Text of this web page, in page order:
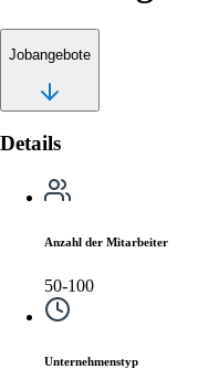
Jobangebote
Details
Anzahl der Mitarbeiter
50-100
Unternehmenstyp